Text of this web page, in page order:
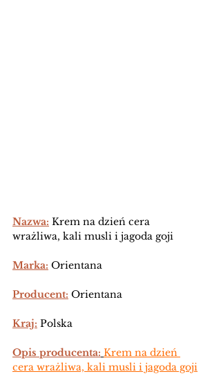
Nazwa: Krem na dzień cera
wrażliwa, kali musli i jagoda goji
Marka: Orientana
Producent: Orientana
Kraj: Polska
Opis producenta: Krem na dzień
cera wrażliwa, kali musli i jagoda goji